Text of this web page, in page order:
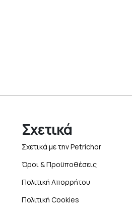
Σχετικά
Σχετικά με την Petrichor
Όροι & Προϋποθέσεις
Πολιτική Απορρήτου
Πολιτική Cookies